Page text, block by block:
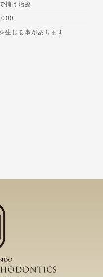
補う治療
生じる事があります